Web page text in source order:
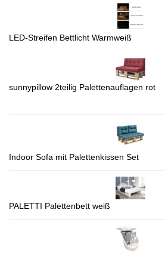
LED-Streifen Bettlicht Warmweiß
sunnypillow 2teilig Palettenauflagen rot
Indoor Sofa mit Palettenkissen Set
PALETTI Palettenbett weiß